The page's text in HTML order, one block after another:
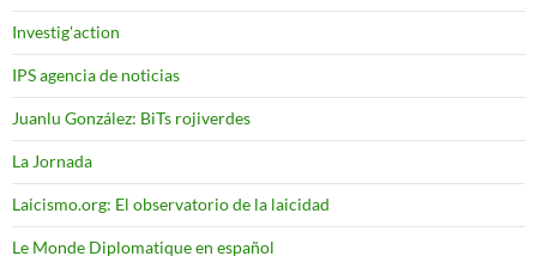
Investig'action
IPS agencia de noticias
Juanlu González: BiTs rojiverdes
La Jornada
Laicismo.org: El observatorio de la laicidad
Le Monde Diplomatique en español